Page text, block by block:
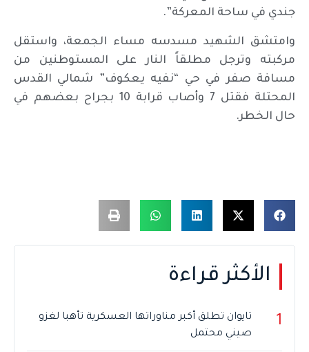
جندي في ساحة المعركة”.
وامتشق الشهيد مسدسه مساء الجمعة، واستقل
مركبته وترجل مطلقاً النار على المستوطنين من
مسافة صفر في حي “نفيه يعكوف” شمالي القدس
المحتلة فقتل 7 وأصاب قرابة 10 بجراح بعضهم في
حال الخطر.
الأكثر قراءة
1
تايوان تطلق أكبر مناوراتها العسكرية تأهبا لغزو
صيني محتمل